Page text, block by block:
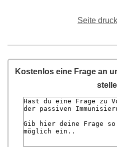
Seite
Kostenlos eine Frage an